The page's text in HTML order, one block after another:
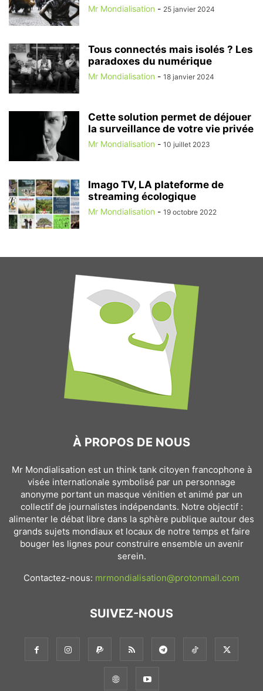
Mr Mondialisation - 25 janvier 2024
Tous connectés mais isolés ? Les
paradoxes du numérique
Mr Mondialisation - 18 janvier 2024
Cette solution permet de déjouer
la surveillance de votre vie privée
Mr Mondialisation - 10 juillet 2023
Imago TV, LA plateforme de
streaming écologique
Mr Mondialisation - 19 octobre 2022
À PROPOS DE NOUS
Mr Mondialisation est un think tank citoyen francophone à
visée internationale symbolisé par un personnage
anonyme portant un masque vénitien et animé par un
collectif de journalistes indépendants. Notre objectif :
alimenter le débat libre dans la sphère publique autour des
grands sujets mondiaux et locaux de notre temps et faire
bouger les lignes pour construire ensemble un avenir
serein.
Contactez-nous: mrmondialisation@protonmail.com
SUIVEZ-NOUS